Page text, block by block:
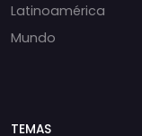
Latinoamérica
Mundo
TEMAS